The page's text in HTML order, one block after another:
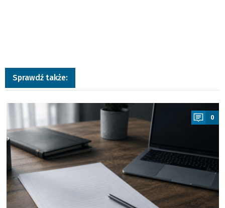
Sprawdź także:
a
0